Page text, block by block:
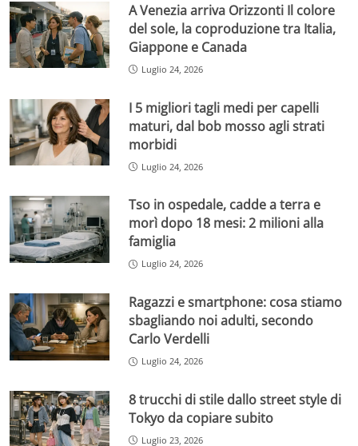
A Venezia arriva Orizzonti Il colore
del sole, la coproduzione tra Italia,
Giappone e Canada
Luglio 24, 2026
I 5 migliori tagli medi per capelli
maturi, dal bob mosso agli strati
morbidi
Luglio 24, 2026
Tso in ospedale, cadde a terra e
morì dopo 18 mesi: 2 milioni alla
famiglia
Luglio 24, 2026
Ragazzi e smartphone: cosa stiamo
sbagliando noi adulti, secondo
Carlo Verdelli
Luglio 24, 2026
8 trucchi di stile dallo street style di
Tokyo da copiare subito
Luglio 23, 2026